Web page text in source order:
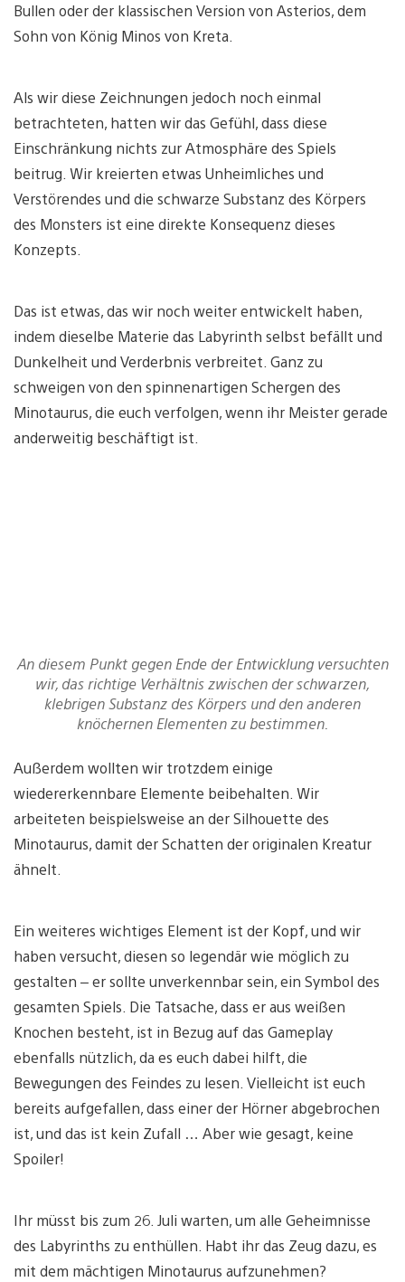
Bullen oder der klassischen Version von Asterios, dem
Sohn von König Minos von Kreta.
Als wir diese Zeichnungen jedoch noch einmal
betrachteten, hatten wir das Gefühl, dass diese
Einschränkung nichts zur Atmosphäre des Spiels
beitrug. Wir kreierten etwas Unheimliches und
Verstörendes und die schwarze Substanz des Körpers
des Monsters ist eine direkte Konsequenz dieses
Konzepts.
Das ist etwas, das wir noch weiter entwickelt haben,
indem dieselbe Materie das Labyrinth selbst befällt und
Dunkelheit und Verderbnis verbreitet. Ganz zu
schweigen von den spinnenartigen Schergen des
Minotaurus, die euch verfolgen, wenn ihr Meister gerade
anderweitig beschäftigt ist.
An diesem Punkt gegen Ende der Entwicklung versuchten
wir, das richtige Verhältnis zwischen der schwarzen,
klebrigen Substanz des Körpers und den anderen
knöchernen Elementen zu bestimmen.
Außerdem wollten wir trotzdem einige
wiedererkennbare Elemente beibehalten. Wir
arbeiteten beispielsweise an der Silhouette des
Minotaurus, damit der Schatten der originalen Kreatur
ähnelt.
Ein weiteres wichtiges Element ist der Kopf, und wir
haben versucht, diesen so legendär wie möglich zu
gestalten – er sollte unverkennbar sein, ein Symbol des
gesamten Spiels. Die Tatsache, dass er aus weißen
Knochen besteht, ist in Bezug auf das Gameplay
ebenfalls nützlich, da es euch dabei hilft, die
Bewegungen des Feindes zu lesen. Vielleicht ist euch
bereits aufgefallen, dass einer der Hörner abgebrochen
ist, und das ist kein Zufall … Aber wie gesagt, keine
Spoiler!
Ihr müsst bis zum 26. Juli warten, um alle Geheimnisse
des Labyrinths zu enthüllen. Habt ihr das Zeug dazu, es
mit dem mächtigen Minotaurus aufzunehmen?